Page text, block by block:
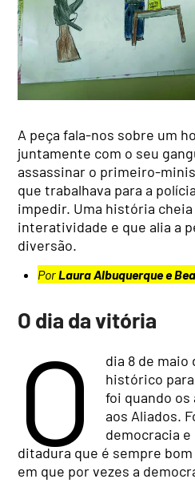
A peça fala-nos sobre um
juntamente com o seu
assassinar o primeiro-
que trabalhava para a
impedir. Uma história cheia
interatividade e que alia a
diversão.
PorLaura Albuquerque e
O dia da vitória
O
dia 8 de maio
histórico
foi quando os
aos Aliados.
democracia
ditadura que é sempre
em que por vezes a